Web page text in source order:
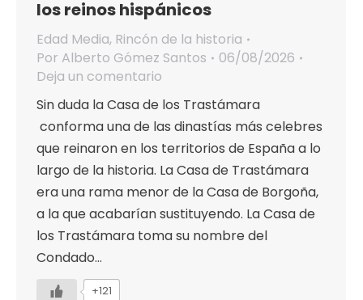
los reinos hispánicos
Edad Media, Rincón de la historia
Por Alberto Gómez Santos
06/08/2026
Deja un comentario
Sin duda la Casa de los Trastámara
conforma una de las dinastías más celebres
que reinaron en los territorios de España a lo
largo de la historia. La Casa de Trastámara
era una rama menor de la Casa de Borgoña,
a la que acabarían sustituyendo. La Casa de
los Trastámara toma su nombre del
Condado…
+121